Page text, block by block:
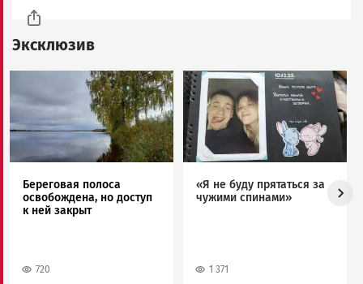
Эксклюзив
Береговая полоса
освобождена, но доступ
к ней закрыт
720
Image
«Я не буду прятаться за
чужими спинами»
1 371